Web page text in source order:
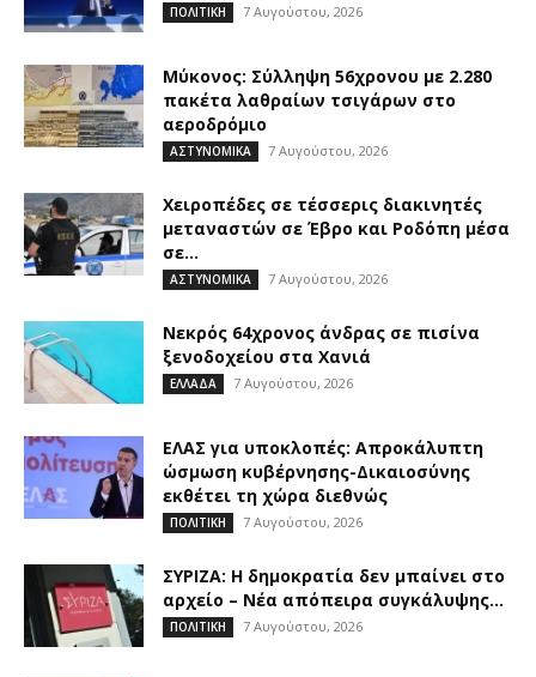
ΠΟΛΙΤΙΚΗ 7 Αυγούστου, 2026
Μύκονος: Σύλληψη 56χρονου με 2.280
πακέτα λαθραίων τσιγάρων στο
αεροδρόμιο
ΑΣΤΥΝΟΜΙΚΑ 7 Αυγούστου, 2026
Χειροπέδες σε τέσσερις διακινητές
μεταναστών σε Έβρο και Ροδόπη μέσα
σε...
ΑΣΤΥΝΟΜΙΚΑ 7 Αυγούστου, 2026
Νεκρός 64χρονος άνδρας σε πισίνα
ξενοδοχείου στα Χανιά
ΕΛΛΑΔΑ 7 Αυγούστου, 2026
ΕΛΑΣ για υποκλοπές: Απροκάλυπτη
ώσμωση κυβέρνησης-Δικαιοσύνης
εκθέτει τη χώρα διεθνώς
ΠΟΛΙΤΙΚΗ 7 Αυγούστου, 2026
ΣΥΡΙΖΑ: Η δημοκρατία δεν μπαίνει στο
αρχείο – Νέα απόπειρα συγκάλυψης...
ΠΟΛΙΤΙΚΗ 7 Αυγούστου, 2026